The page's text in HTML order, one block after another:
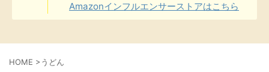
Amazonインフルエンサーストアはこちら
HOME >うどん